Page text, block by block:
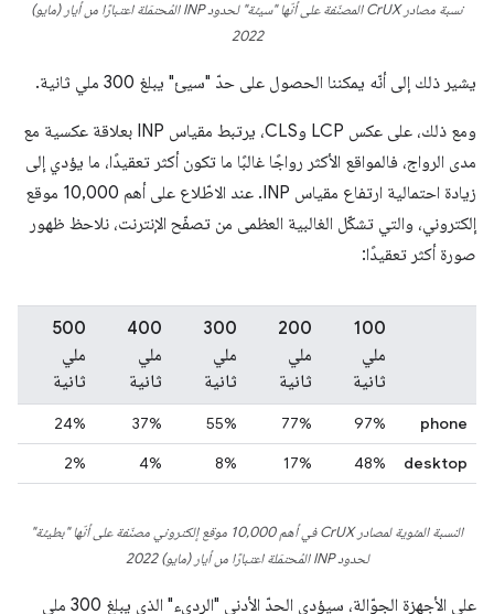
نسبة مصادر CrUX المصنّفة على أنّها "سيئة" لحدود INP المُحتمَلة اعتبارًا من أيار (مايو)
2022
يشير ذلك إلى أنّه يمكننا الحصول على حدّ "سيئ" يبلغ 300 ملي ثانية.
ومع ذلك، على عكس LCP وCLS، يرتبط مقياس INP بعلاقة عكسية مع
مدى الرواج، فالمواقع الأكثر رواجًا غالبًا ما تكون أكثر تعقيدًا، ما يؤدي إلى
زيادة احتمالية ارتفاع مقياس INP. عند الاطّلاع على أهم 10,000 موقع
إلكتروني، والتي تشكّل الغالبية العظمى من تصفّح الإنترنت، نلاحظ ظهور
صورة أكثر تعقيدًا:
100
ملي
ثانية
‫200
ملي
ثانية
300
ملي
ثانية
400
ملي
ثانية
500
ملي
ثانية
phone
97%
77%‎
55%
37%
24%
desktop
48%
17%
8%
4%‎
2%
النسبة المئوية لمصادر CrUX في أهم 10,000 موقع إلكتروني مصنّفة على أنّها "بطيئة"
لحدود INP المُحتمَلة اعتبارًا من أيار (مايو) 2022
على الأجهزة الجوّالة، سيؤدي الحدّ الأدنى "الرديء" الذي يبلغ 300 ملي